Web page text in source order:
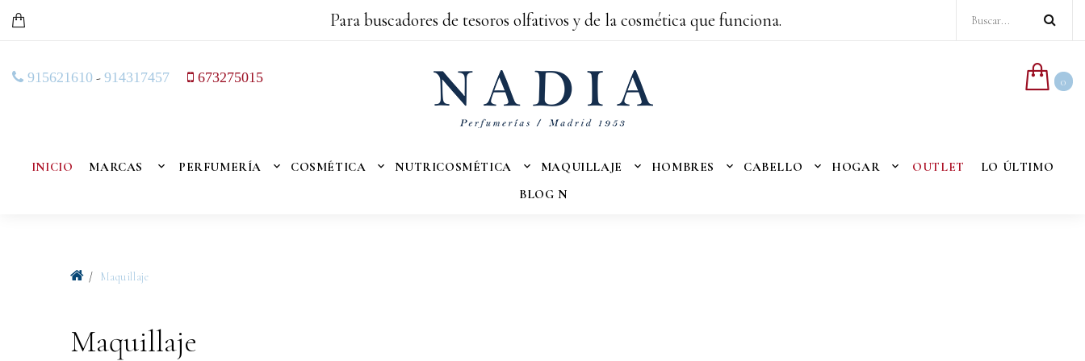
Para buscadores de tesoros olfativos y de la cosmética que funciona.
915621610 - 914317457 673275015 0
INICIO MARCAS PERFUMERÍA COSMÉTICA NUTRICOSMÉTICA MAQUILLAJE HOMBRES CABELLO HOGAR OUTLET
LO ÚLTIMO
BLOG N
Maquillaje
Maquillaje